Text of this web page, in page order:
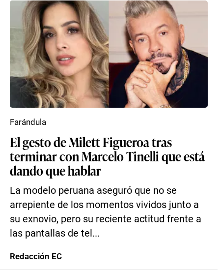
El gesto de Milett Figueroa tras
terminar con Marcelo Tinelli que está
dando que hablar
La modelo peruana aseguró que no se
arrepiente de los momentos vividos junto a
su exnovio, pero su reciente actitud frente a
las pantallas de tel...
Farándula
Redacción EC